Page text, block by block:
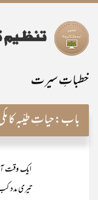
خطباتِ سیرت
باب:حیاتِ طیّبہ کا
ایک وقت